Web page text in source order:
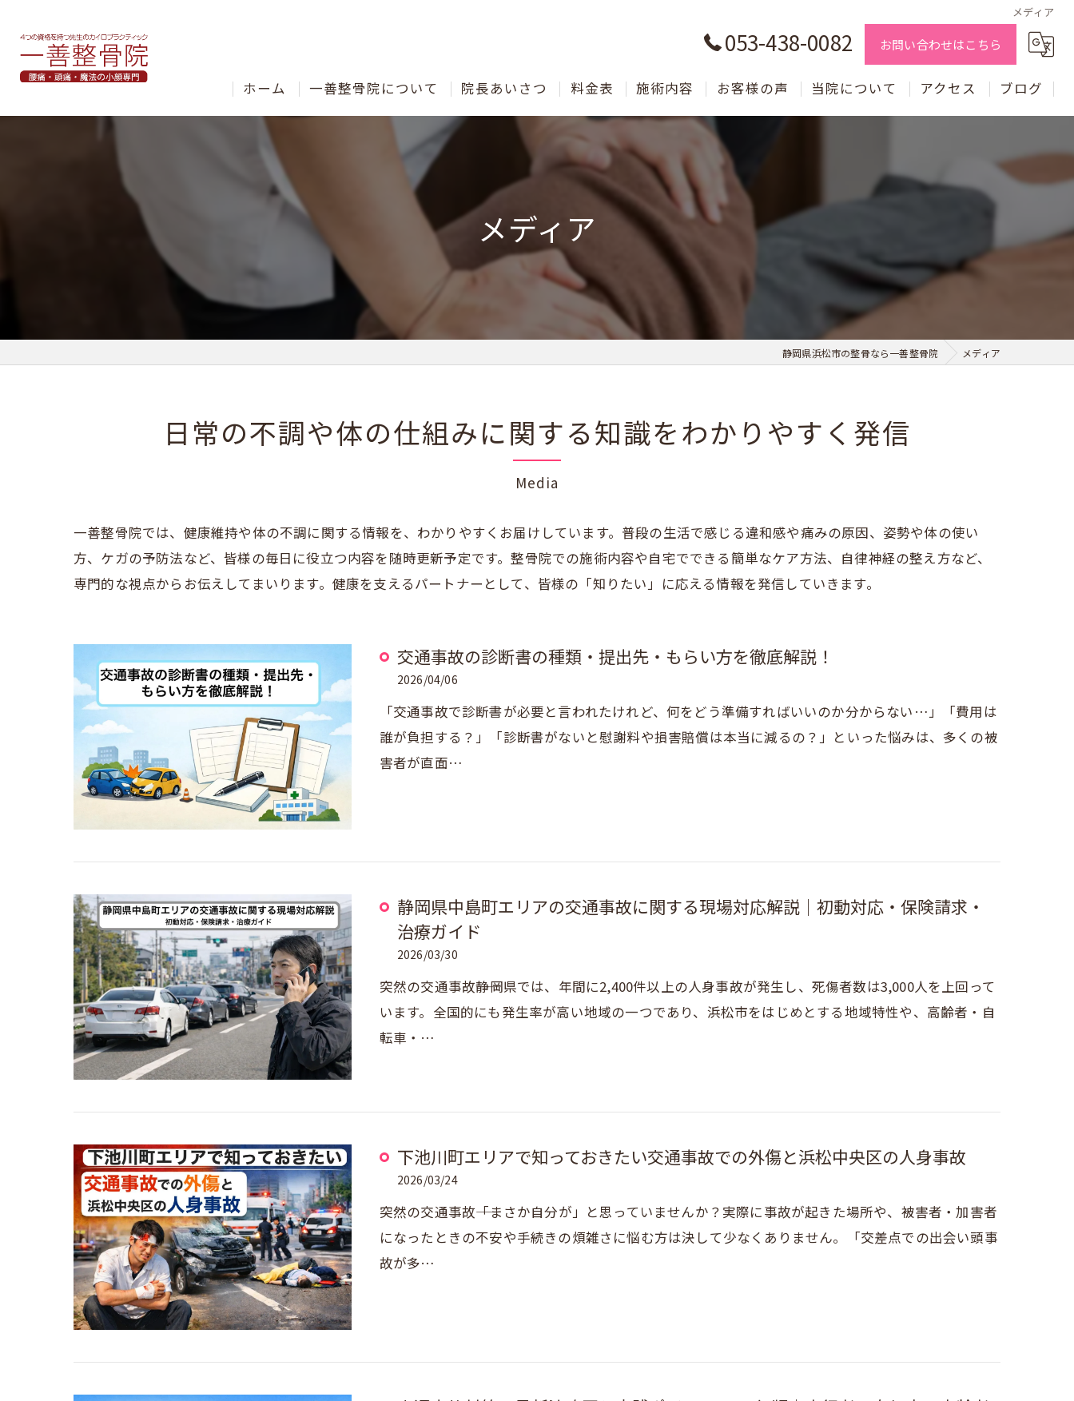
メディア
053-438-0082 お問い合わせはこちら
ホーム 一善整骨院について 院長あいさつ 料金表 施術内容 お客様の声 当院について
自律神経
小顔矯正
片頭痛
アクセス ブログ
メディア
静岡県浜松市の整骨なら一善整骨院 メディア
日常の不調や体の仕組みに関する知識をわかりやすく発信
Media
一善整骨院では、健康維持や体の不調に関する情報を、わかりやすくお届けしています。普段の生活で感じる違和感や痛みの原因、姿勢や体の使い
方、ケガの予防法など、皆様の毎日に役立つ内容を随時更新予定です。整骨院での施術内容や自宅でできる簡単なケア方法、自律神経の整え方など、
専門的な視点からお伝えしてまいります。健康を支えるパートナーとして、皆様の「知りたい」に応える情報を発信していきます。
交通事故の診断書の種類・提出先・もらい方を徹底解説！
2026/04/06
「交通事故で診断書が必要と言われたけれど、何をどう準備すればいいのか分からない…」「費用は
誰が負担する？」「診断書がないと慰謝料や損害賠償は本当に減るの？」といった悩みは、多くの被
害者が直面…
静岡県中島町エリアの交通事故に関する現場対応解説｜初動対応・保険請求・
治療ガイド
2026/03/30
突然の交通事故――静岡県では、年間に2,400件以上の人身事故が発生し、死傷者数は3,000人を上回って
います。全国的にも発生率が高い地域の一つであり、浜松市をはじめとする地域特性や、高齢者・自
転車・…
下池川町エリアで知っておきたい交通事故での外傷と浜松中央区の人身事故
2026/03/24
突然の交通事故――「まさか自分が」と思っていませんか？実際に事故が起きた場所や、被害者・加害者
になったときの不安や手続きの煩雑さに悩む方は決して少なくありません。「交差点での出会い頭事
故が多…